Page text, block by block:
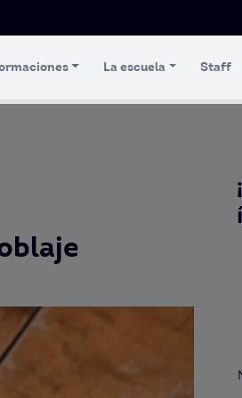
La escuela Staff